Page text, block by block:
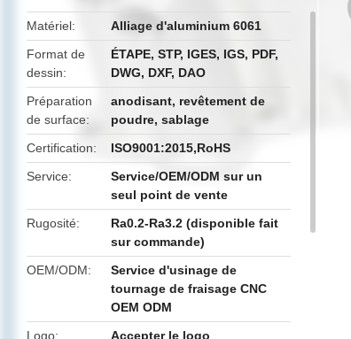
Matériel
Alliage d'aluminium 6061
Format de
dessin
ÉTAPE, STP, IGES, IGS, PDF,
DWG, DXF, DAO
Préparation
de surface
anodisant, revêtement de
poudre, sablage
Certification
ISO9001:2015,RoHS
Service
Service/OEM/ODM sur un
seul point de vente
Rugosité
Ra0.2-Ra3.2 (disponible fait
sur commande)
OEM/ODM
Service d'usinage de
tournage de fraisage CNC
OEM ODM
Logo
Accepter le logo